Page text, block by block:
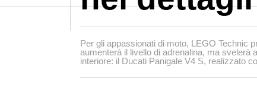
Per gli appassionati di moto, LEGO Technic
aumenterà il livello di adrenalina, ma svelerà
interiore: il Ducati Panigale V4 S, realizzato